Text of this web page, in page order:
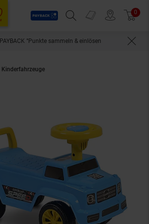
Payback
Suchfeld einblenden
Prospekte 0
PAYBACK °Punkte sammeln & einlösen
Kinderfahrzeuge